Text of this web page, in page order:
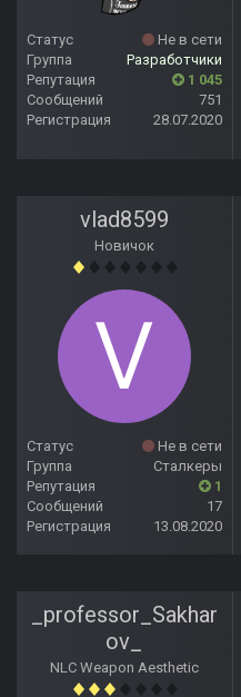
Статус
Не в сети
Группа
Разработчики
Репутация
1 045
Сообщений
751
Регистрация
28.07.2020
vlad8599
Новичок
Статус
Не в сети
Группа
Сталкеры
Репутация
1
Сообщений
17
Регистрация
13.08.2020
_professor_Sakhar
ov_
NLC Weapon Aesthetic